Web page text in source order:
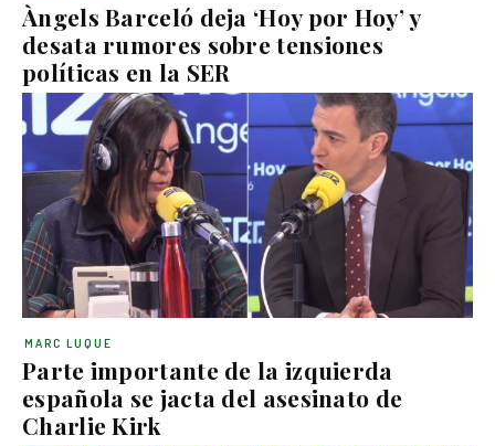
Àngels Barceló deja ‘Hoy por Hoy’ y
desata rumores sobre tensiones
políticas en la SER
Parte importante de la izquierda
española se jacta del asesinato de
Charlie Kirk
MARC LUQUE